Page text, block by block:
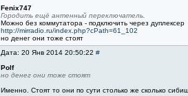
Fenix747
Городить ещё антенный переключатель.
Можно без коммутатора - подключить через дуплексер
http://mirradio.ru/index.php?cPath=61_102
но денег они тоже стоят
Дата: 20 Янв 2014 20:50:22 #
Polf
но денег они тоже стоят
Именно. Стоят то они по сути столько же сколько